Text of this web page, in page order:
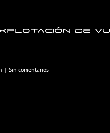
de
| Sin comentarios